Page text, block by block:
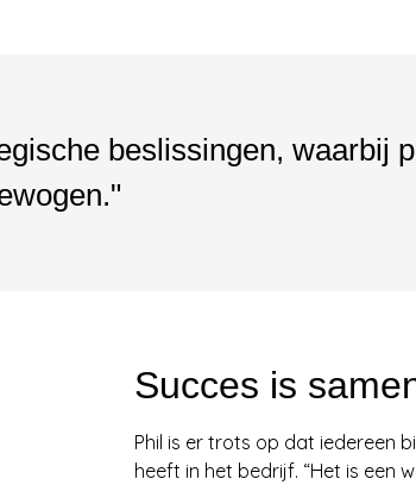
beslissingen, waarbij
Succes is
Phil is er trots op dat iedereen
heeft in het bedrijf. “Het is een